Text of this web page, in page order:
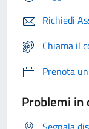
Richiedi
Chiama il
Prenota
Problemi in